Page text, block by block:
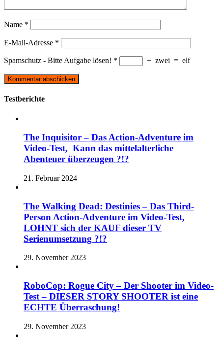
Name *
E-Mail-Adresse *
Spamschutz - Bitte Aufgabe lösen! * + zwei = elf
Testberichte
The Inquisitor – Das Action-Adventure im
Video-Test, Kann das mittelalterliche
Abenteuer überzeugen ?!?
21. Februar 2024
The Walking Dead: Destinies – Das Third-
Person Action-Adventure im Video-Test,
LOHNT sich der KAUF dieser TV
Serienumsetzung ?!?
29. November 2023
RoboCop: Rogue City – Der Shooter im Video-
Test – DIESER STORY SHOOTER ist eine
ECHTE Überraschung!
29. November 2023